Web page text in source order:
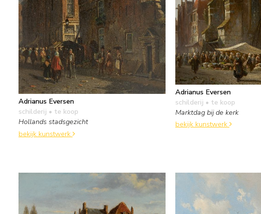
Adrianus Eversen
schilderij • te koop
Hollands stadsgezicht
bekijk kunstwerk
Adrianus Eversen
schilderij • te koop
Marktdag bij de kerk
bekijk kunstwerk